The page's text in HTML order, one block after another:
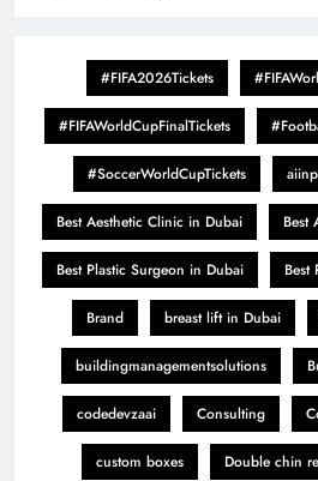
#FIFA2026Tickets
#FIFAWorldCupFinalTickets
#SoccerWorldCupTickets
Best Aesthetic Clinic in Dubai Best
Best Plastic Surgeon in Dubai Best
Brand breast lift in Dubai
buildingmanagementsolutions
codedevzaai Consulting
custom boxes Double chin